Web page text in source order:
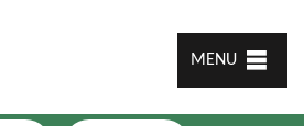
MENU